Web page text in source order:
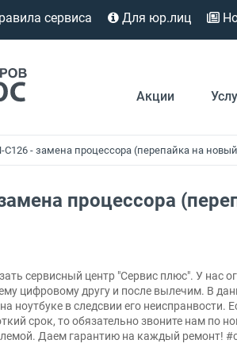
сервиса Для юр.лиц
Акции
C126 - замена процессора (перепайка на
процессора
сервисный центр "Сервис плюс". У нас
цифровому другу и после вылечим. В
ноутбуке в следсвии его неиспранвости.
срок, то обязательно звоните нам по
Даем гарантию на каждый ремонт!